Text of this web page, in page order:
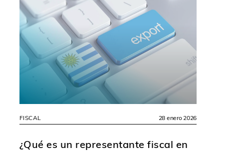
FISCAL 28 enero 2026
¿Qué es un representante fiscal en